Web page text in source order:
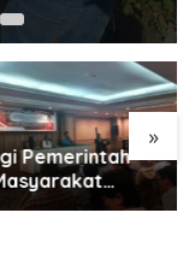
»
Pemerintah
Erat